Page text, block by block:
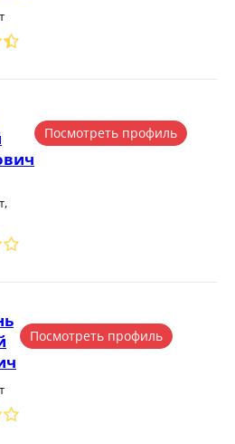
Посмотреть профиль
Посмотреть профиль